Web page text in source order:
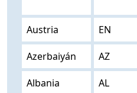
Austria EN
Azerbaiyán AZ
Albania AL